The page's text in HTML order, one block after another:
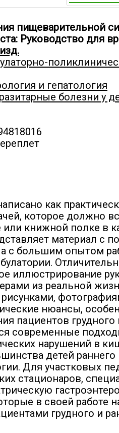
пищеварительной
Руководство для
и гепатология
болезни у
как
которое должно
или книжной полке в
материал с
с большим опытом
иллюстрирование
из реальной
нюансы,
пациентов грудного
современные
нарушений в
детей раннего
Для участковых
стационаров,
в своей работе
грудного и